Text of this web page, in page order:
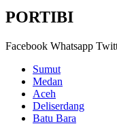
PORTIBI
Facebook Whatsapp
Sumut
Medan
Aceh
Deliserdang
Batu Bara